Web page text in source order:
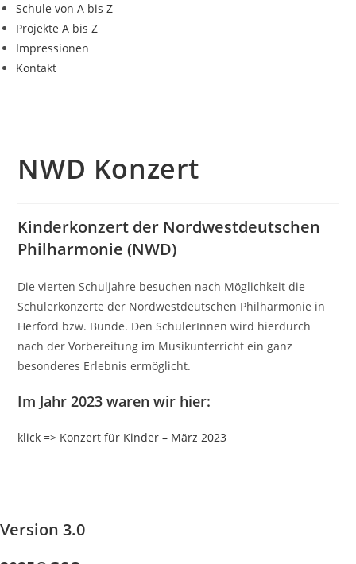
Schule von A bis Z
Projekte A bis Z
Impressionen
Kontakt
NWD Konzert
Kinderkonzert der Nordwestdeutschen
Philharmonie (NWD)
Die vierten Schuljahre besuchen nach Möglichkeit die
Schülerkonzerte der Nordwestdeutschen Philharmonie in
Herford bzw. Bünde. Den SchülerInnen wird hierdurch
nach der Vorbereitung im Musikunterricht ein ganz
besonderes Erlebnis ermöglicht.
Im Jahr 2023 waren wir hier:
klick => Konzert für Kinder – März 2023
Version 3.0